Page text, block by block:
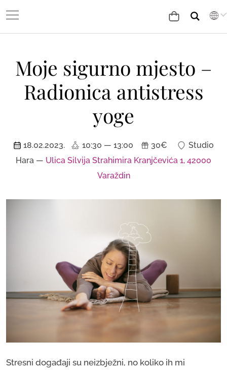
Moje sigurno mjesto –
Radionica antistress
yoge
18.02.2023. 10:30 — 13:00 30€
Studio
Hara — Ulica Silvija Strahimira Kranjčevića 1, 42000
Varaždin
Stresni događaji su neizbježni, no koliko ih mi